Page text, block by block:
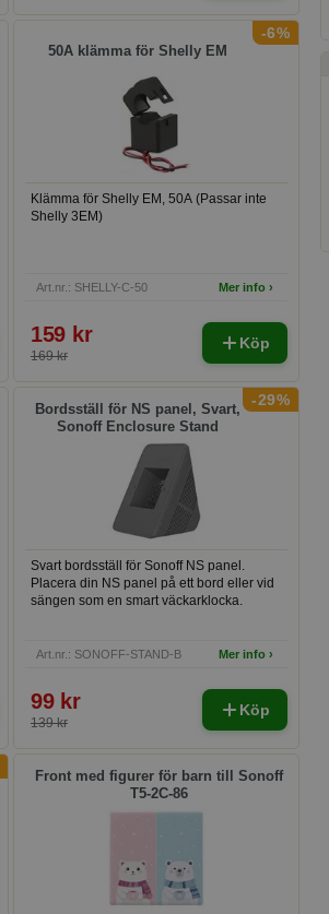
-6%
50A klämma för Shelly EM
Klämma för Shelly EM, 50A (Passar inte
Shelly 3EM)
Art.nr.: SHELLY-C-50 Mer info ›
159 kr
169 kr
Köp
-29%
Bordsställ för NS panel, Svart,
Sonoff Enclosure Stand
Svart bordsställ för Sonoff NS panel.
Placera din NS panel på ett bord eller vid
sängen som en smart väckarklocka.
Art.nr.: SONOFF-STAND-B Mer info ›
99 kr
139 kr
Köp
Front med figurer för barn till Sonoff
T5-2C-86